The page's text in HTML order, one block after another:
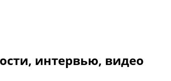
интервью, видео